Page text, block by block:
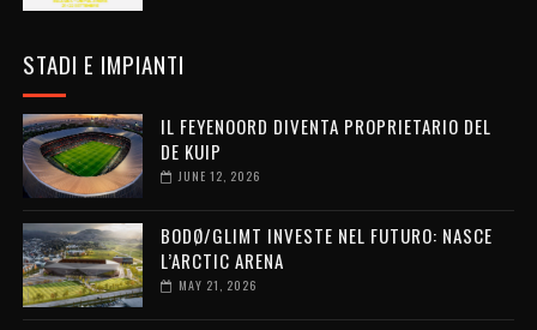
STADI E IMPIANTI
IL FEYENOORD DIVENTA PROPRIETARIO DEL
DE KUIP
JUNE 12, 2026
BODØ/GLIMT INVESTE NEL FUTURO: NASCE
L’ARCTIC ARENA
MAY 21, 2026